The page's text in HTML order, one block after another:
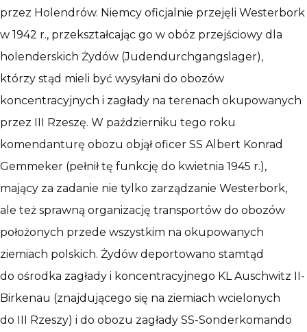
przez Holendrów. Niemcy oficjalnie przejęli Westerbork
w 1942 r., przekształcając go w obóz przejściowy dla
holenderskich Żydów (Judendurchgangslager),
którzy stąd mieli być wysyłani do obozów
koncentracyjnych i zagłady na terenach okupowanych
przez III Rzeszę. W październiku tego roku
komendanturę obozu objął oficer SS Albert Konrad
Gemmeker (pełnił tę funkcję do kwietnia 1945 r.),
mający za zadanie nie tylko zarządzanie Westerbork,
ale też sprawną organizację transportów do obozów
położonych przede wszystkim na okupowanych
ziemiach polskich. Żydów deportowano stamtąd
do ośrodka zagłady i koncentracyjnego KL Auschwitz II-
Birkenau (znajdującego się na ziemiach wcielonych
do III Rzeszy) i do obozu zagłady SS-Sonderkomando